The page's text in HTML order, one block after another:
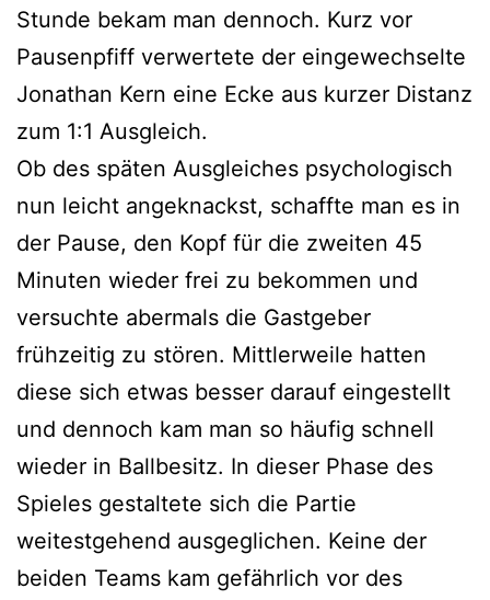
Stunde bekam man dennoch. Kurz vor
Pausenpfiff verwertete der eingewechselte
Jonathan Kern eine Ecke aus kurzer Distanz
zum 1:1 Ausgleich.
Ob des späten Ausgleiches psychologisch
nun leicht angeknackst, schaffte man es in
der Pause, den Kopf für die zweiten 45
Minuten wieder frei zu bekommen und
versuchte abermals die Gastgeber
frühzeitig zu stören. Mittlerweile hatten
diese sich etwas besser darauf eingestellt
und dennoch kam man so häufig schnell
wieder in Ballbesitz. In dieser Phase des
Spieles gestaltete sich die Partie
weitestgehend ausgeglichen. Keine der
beiden Teams kam gefährlich vor des